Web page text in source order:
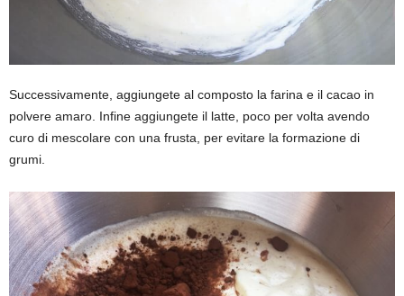
Successivamente, aggiungete al composto la farina e il cacao in
polvere amaro. Infine aggiungete il latte, poco per volta avendo
curo di mescolare con una frusta, per evitare la formazione di
grumi.